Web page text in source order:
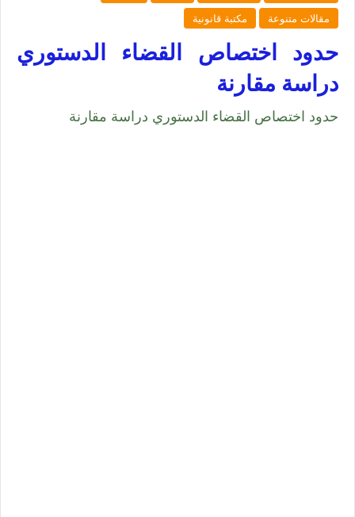
مقالات متنوعة
مكتبة قانونية
حدود اختصاص القضاء الدستوري
دراسة مقارنة
حدود اختصاص القضاء الدستوري دراسة مقارنة